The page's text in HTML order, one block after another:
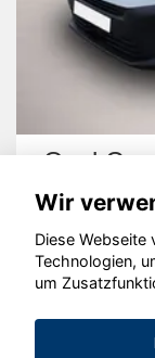
Opel
©
Wir
Diese Webseite
Technologien,
um